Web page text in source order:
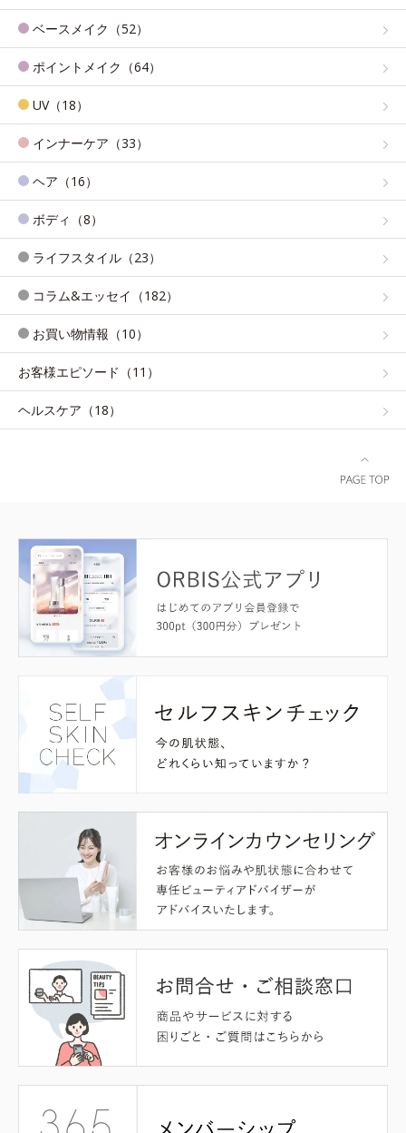
ベースメイク（52）
ポイントメイク（64）
UV（18）
インナーケア（33）
ヘア（16）
ボディ（8）
ライフスタイル（23）
コラム&エッセイ（182）
お買い物情報（10）
お客様エピソード（11）
ヘルスケア（18）